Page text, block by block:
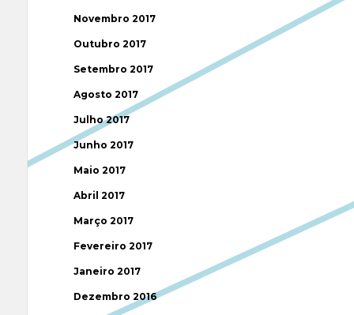
Novembro 2017
Outubro 2017
Setembro 2017
Agosto 2017
Julho 2017
Junho 2017
Maio 2017
Abril 2017
Março 2017
Fevereiro 2017
Janeiro 2017
Dezembro 2016